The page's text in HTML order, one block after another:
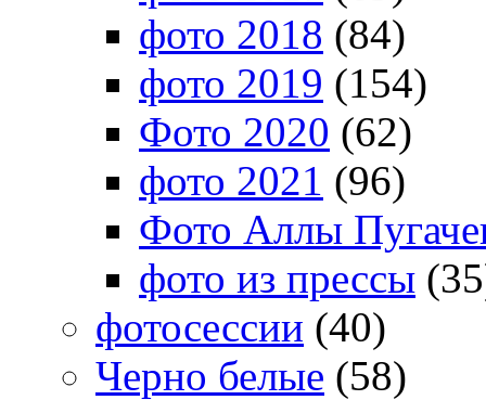
фото 2018 (84)
фото 2019 (154)
Фото 2020 (62)
фото 2021 (96)
Фото Аллы
фото из прессы
фотосессии (40)
Черно белые (58)